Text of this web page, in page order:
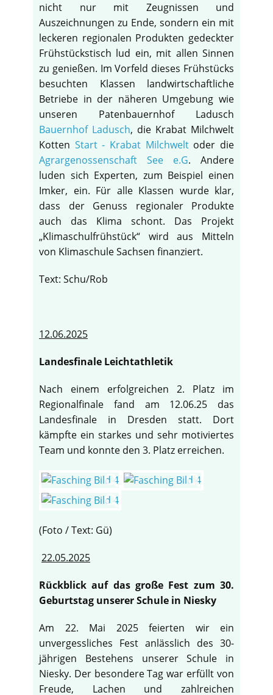
nicht nur mit Zeugnissen und
Auszeichnungen zu Ende, sondern ein mit
leckeren regionalen Produkten gedeckter
Frühstückstisch lud ein, mit allen Sinnen
zu genießen. Im Vorfeld dieses Frühstücks
besuchten Klassen landwirtschaftliche
Betriebe in der näheren Umgebung wie
unseren Patenbauernhof Ladusch
Bauernhof Ladusch, die Krabat Milchwelt
Kotten Start - Krabat Milchweltoder die
Agrargenossenschaft See e.G. Andere
luden sich Experten, zum Beispiel einen
Imker, ein. Für alle Klassen wurde klar,
dass der Genuss regionaler Produkte
auch das Klima schont. Das Projekt
„Klimaschulfrühstück“ wird aus Mitteln
von Klimaschule Sachsen finanziert.
Text: Schu/Rob
12.06.2025
Landesfinale Leichtathletik
Nach einem erfolgreichen 2. Platz im
Regionalfinale fand am 12.06.25 das
Landesfinale in Dresden statt. Dort
kämpfte ein starkes und sehr motiviertes
Team und konnte den 3. Platz erreichen.
(Foto / Text: Gü)
22.05.2025
Rückblick auf das große Fest zum 30.
Geburtstag unserer Schule in Niesky
Am 22. Mai 2025 feierten wir ein
unvergessliches Fest anlässlich des 30-
jährigen Bestehens unserer Schule in
Niesky. Der besondere Tag war erfüllt von
Freude, Lachen und zahlreichen